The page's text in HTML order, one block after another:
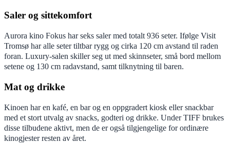
Saler og sittekomfort
Aurora kino Fokus har seks saler med totalt 936 seter. Ifølge Visit
Tromsø har alle seter tiltbar rygg og cirka 120 cm avstand til raden
foran. Luxury-salen skiller seg ut med skinnseter, små bord mellom
setene og 130 cm radavstand, samt tilknytning til baren.
Mat og drikke
Kinoen har en kafé, en bar og en oppgradert kiosk eller snackbar
med et stort utvalg av snacks, godteri og drikke. Under TIFF brukes
disse tilbudene aktivt, men de er også tilgjengelige for ordinære
kinogjester resten av året.